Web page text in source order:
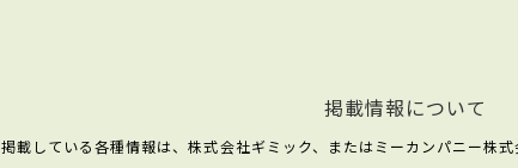
掲載情報について
掲載している各種情報は、株式会社ギミック、またはミーカンパニー株